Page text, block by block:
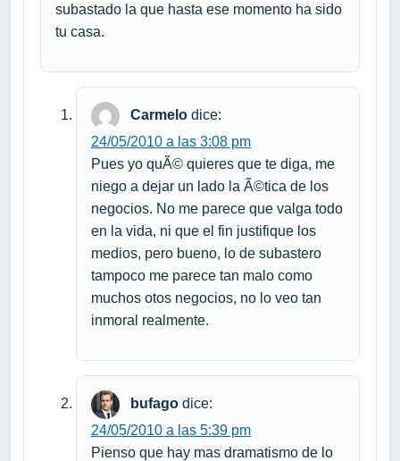
subastado la que hasta ese momento ha sido
tu casa.
Carmelo dice:
24/05/2010 a las 3:08 pm
Pues yo quÃ© quieres que te diga, me
niego a dejar un lado la Ã©tica de los
negocios. No me parece que valga todo
en la vida, ni que el fin justifique los
medios, pero bueno, lo de subastero
tampoco me parece tan malo como
muchos otos negocios, no lo veo tan
inmoral realmente.
bufago dice:
24/05/2010 a las 5:39 pm
Pienso que hay mas dramatismo de lo